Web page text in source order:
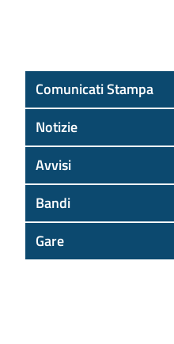
Comunicati Stampa
Notizie
Avvisi
Bandi
Gare